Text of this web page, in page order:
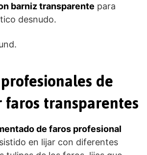
barniz transparente para
desnudo.
de
transparentes
de faros profesional
en lijar con diferentes